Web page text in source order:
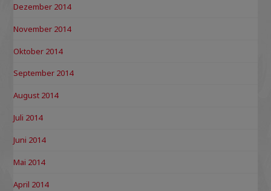
Dezember 2014
November 2014
Oktober 2014
September 2014
August 2014
Juli 2014
Juni 2014
Mai 2014
April 2014